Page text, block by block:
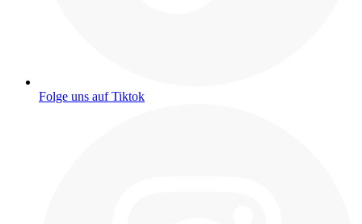
Folge uns auf Tiktok